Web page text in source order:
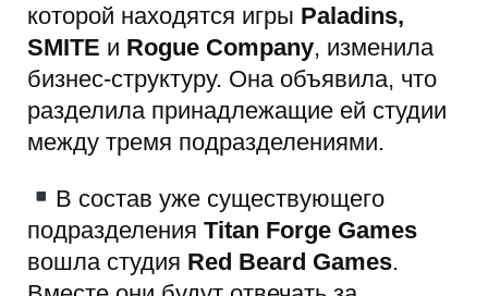
которой находятся игры Paladins,
SMITE и Rogue Company, изменила
бизнес-структуру. Она объявила, что
разделила принадлежащие ей студии
между тремя подразделениями.
В состав уже существующего
подразделения Titan Forge Games
вошла студия Red Beard Games.